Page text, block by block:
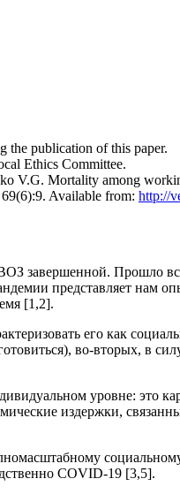
the publication of this paper.
Ethics Committee.
V.G. Mortality among
Available from: http://
завершенной. Прошло
представляет нам
[1,2].
его как
во-вторых, в
уровне: это
издержки,
COVID-19 [3,5].